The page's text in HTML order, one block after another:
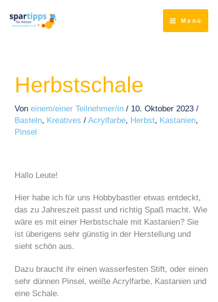
Inhalt
springen
Menü
Herbstschale
Von einem/einer Teilnehmer/in / 10. Oktober 2023 /
Basteln, Kreatives / Acrylfarbe, Herbst, Kastanien,
Pinsel
Hallo Leute!
Hier habe ich für uns Hobbybastler etwas entdeckt,
das zu Jahreszeit passt und richtig Spaß macht. Wie
wäre es mit einer Herbstschale mit Kastanien? Sie
ist überigens sehr günstig in der Herstellung und
sieht schön aus.
Dazu braucht ihr einen wasserfesten Stift, oder einen
sehr dünnen Pinsel, weiße Acrylfarbe, Kastanien und
eine Schale.